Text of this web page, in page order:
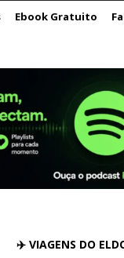
Ebook Gratuito
✈️ VIAGENS DO